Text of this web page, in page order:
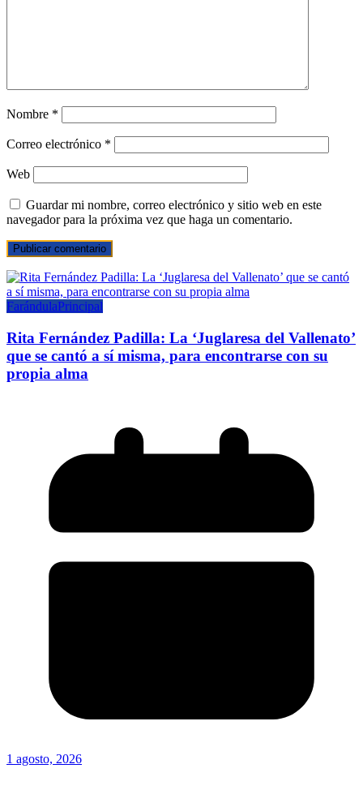
Nombre *
Correo electrónico *
Web
Guardar mi nombre, correo electrónico y sitio web en este
navegador para la próxima vez que haga un comentario.
FarándulaPrincipal
Rita Fernández Padilla: La ‘Juglaresa del Vallenato’
que se cantó a sí misma, para encontrarse con su
propia alma
1 agosto, 2026